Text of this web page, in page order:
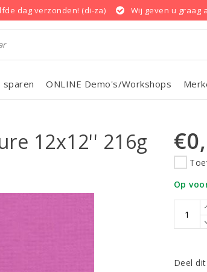
dag verzonden! (di-za) Wij geven u graag
sparen ONLINE Demo's/Workshops
12x12'' 216g
Op
Deel